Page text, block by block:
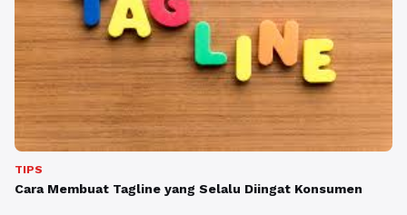
TIPS
Cara Membuat Tagline yang Selalu Diingat Konsumen